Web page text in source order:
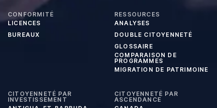
CONFORMITÉ
LICENCES
BUREAUX
RESSOURCES
ANALYSES
DOUBLE CITOYENNETÉ
GLOSSAIRE
COMPARAISON DE
PROGRAMMES
MIGRATION DE PATRIMOINE
CITOYENNETÉ PAR
INVESTISSEMENT
CITOYENNETÉ PAR
ASCENDANCE